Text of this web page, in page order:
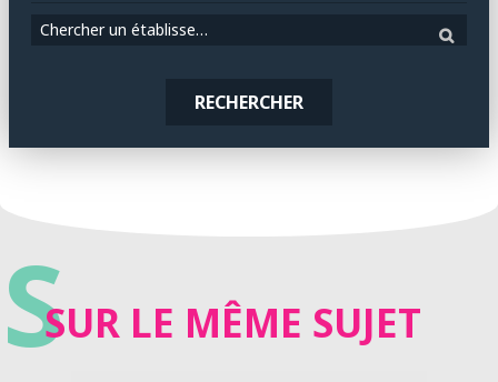
Chercher un établissement
RECHERCHER
SSUR LE MÊME SUJET